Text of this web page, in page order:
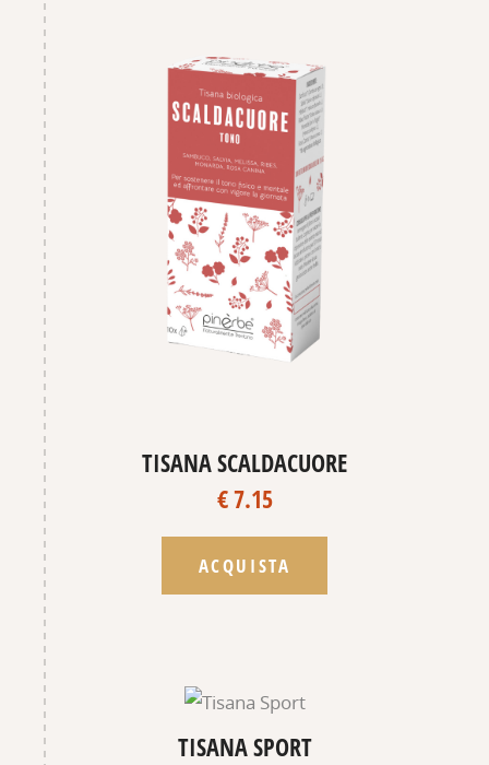
TISANA SCALDACUORE
€ 7.15
ACQUISTA
TISANA SPORT